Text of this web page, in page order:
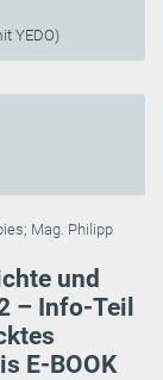
YEDO)
; Mag. Philipp
und
– Info-Teil
E-BOOK